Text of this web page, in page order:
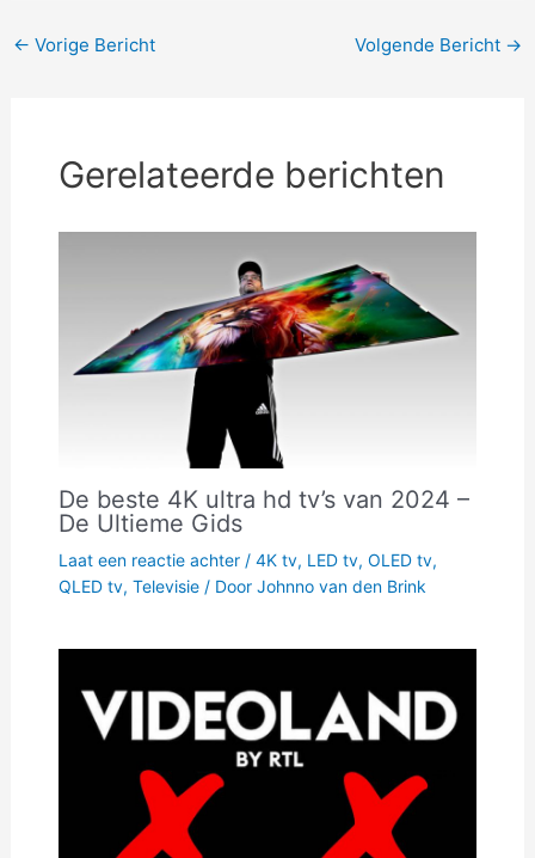
Bericht
← Vorige Bericht Volgende Bericht →
Gerelateerde berichten
De beste 4K ultra hd tv’s van 2024 –
De Ultieme Gids
Laat een reactie achter / 4K tv, LED tv, OLED tv,
QLED tv, Televisie/ Door Johnno van den Brink